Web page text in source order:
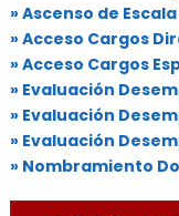
» Ascenso de
» Acceso Cargos
» Acceso Cargos
» Evaluación
» Evaluación
» Evaluación
» Nombramiento